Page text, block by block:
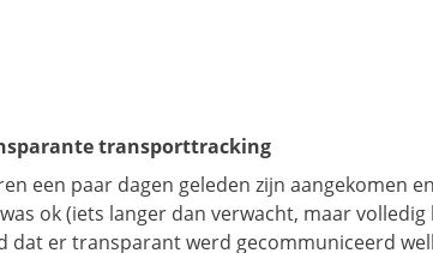
transporttracking
een paar dagen geleden zijn aangekomen
ok (iets langer dan verwacht, maar
dat er transparant werd gecommuniceerd